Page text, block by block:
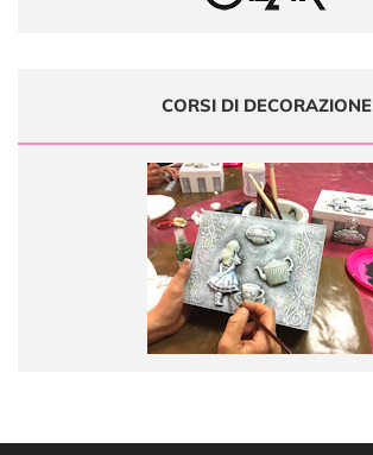
CORSI DI DECORAZIONE